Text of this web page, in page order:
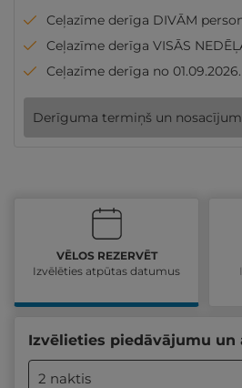
Ceļazīme derīga DIVĀM
Ceļazīme derīga VISĀS
Ceļazīme derīga no 01.09.2026.
Derīguma termiņš un
VĒLOS REZERVĒT
Izvēlēties atpūtas datumus
Izvēlieties piedāvājumu
2 naktis